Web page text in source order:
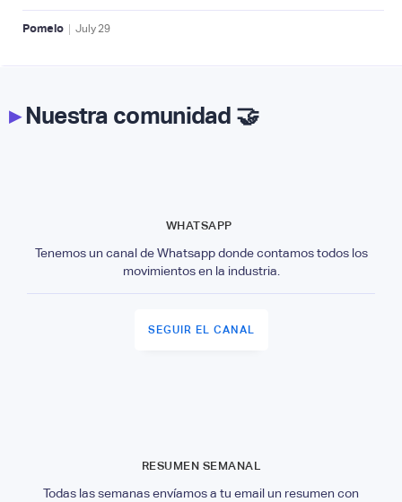
Pomelo | July 29
▸Nuestra comunidad 🤝
WHATSAPP
Tenemos un canal de Whatsapp donde contamos todos los
movimientos en la industria.
SEGUIR EL CANAL
RESUMEN SEMANAL
Todas las semanas envíamos a tu email un resumen con